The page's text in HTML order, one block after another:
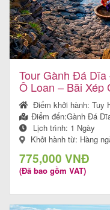
Tour Gành Đá
Ô Loan – Bãi Xép
Điểm khởi hành:Tuy
Điểm đến:Gành Đá
Lịch trình: 1 Ngày
Khởi hành từ: Hàng
775,000 VNĐ
(Đã bao gồm VAT)